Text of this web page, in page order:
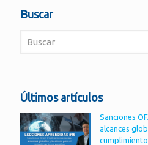
Buscar
Últimos artículos
Sanciones
alcances